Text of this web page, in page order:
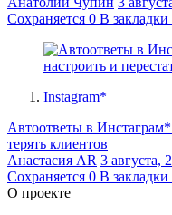
Сохраняется 0 В закладки
Instagram*
Автоответы в
терять клиентов
Анастасия AR 3 августа,
Сохраняется 0 В закладки
О проекте